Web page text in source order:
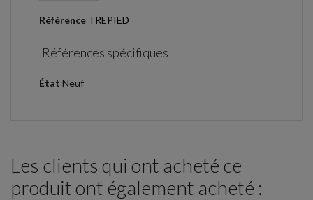
Référence TREPIED
Références spécifiques
État Neuf
Les clients qui ont acheté ce
produit ont également acheté :